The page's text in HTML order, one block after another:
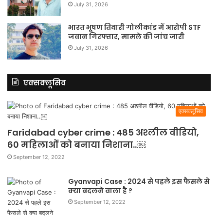
July 31, 2026
भारत भूषण तिवारी गोलीकांड में आरोपी STF
जवान गिरफ्तार, मामले की जांच जारी
July 31, 2026
एक्सक्लूसिव
एक्सक्लूसिव
Faridabad cyber crime : 485 अश्लील वीडियो,
60 महिलाओं को बनाया निशाना..￼
September 12, 2022
Gyanvapi Case : 2024 से पहले इस फैसले से
क्या बदलने वाला है ?
September 12, 2022